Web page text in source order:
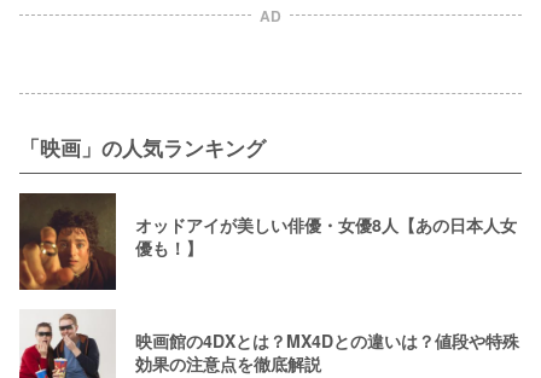
AD
「映画」の人気ランキング
オッドアイが美しい俳優・女優8人【あの日本人女
優も！】
映画館の4DXとは？MX4Dとの違いは？値段や特殊
効果の注意点を徹底解説